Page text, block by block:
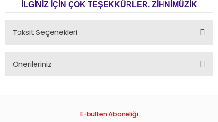
İLGİNİZ İÇİN ÇOK TEŞEKKÜRLER. ZİHNİMÜZİK
Taksit Seçenekleri
Önerileriniz
Görüş ve önerileriniz için teşekkür ederiz.
E-bülten Aboneliği